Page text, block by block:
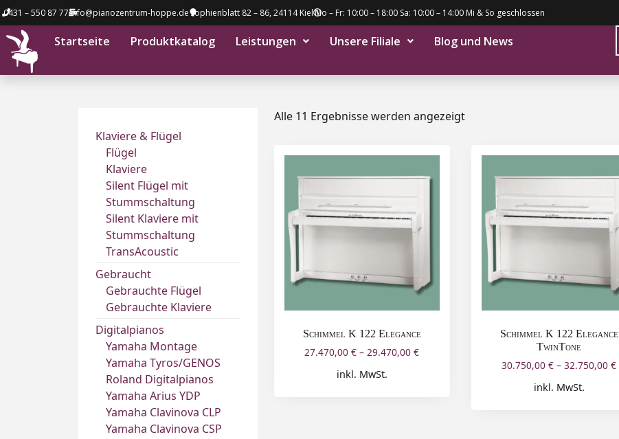
0431 – 550 87 77info@pianozentrum-hoppe.deSophienblatt 82 – 86, 24114 KielMo – Fr: 10:00 – 18:00 Sa: 10:00 – 14:00 Mi & So geschlossen
Startseite Produktkatalog Leistungen Unsere Filiale Blog und News
Alle 11 Ergebnisse werden angezeigt
Schimmel K 122 Elegance
27.470,00€ – 29.470,00€
inkl. MwSt.
Schimmel K 122 Elegance
TwinTone
30.750,00€ –32.750,00€
inkl. MwSt.
Klaviere & Flügel
Flügel
Klaviere
Silent Flügel mit
Stummschaltung
Silent Klaviere mit
Stummschaltung
TransAcoustic
Gebraucht
Gebrauchte Flügel
Gebrauchte Klaviere
Digitalpianos
Yamaha Montage
Yamaha Tyros/GENOS
Roland Digitalpianos
Yamaha Arius YDP
Yamaha Clavinova CLP
Yamaha Clavinova CSP